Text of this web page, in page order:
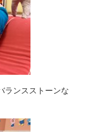
ランスストーンな